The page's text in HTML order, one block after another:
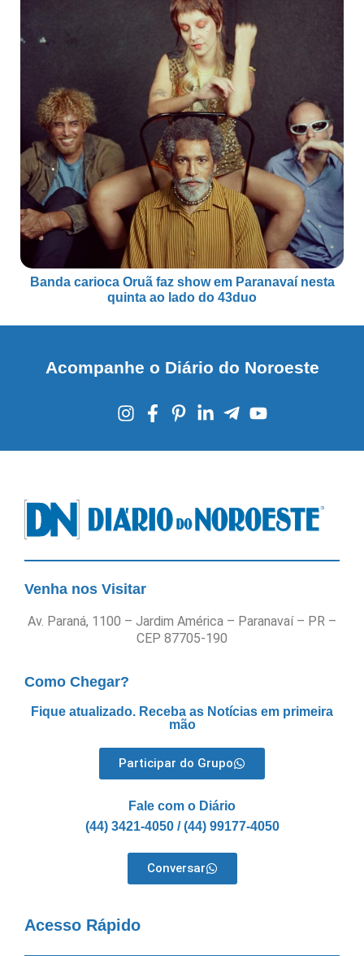
Banda carioca Oruã faz show em Paranavaí nesta
quinta ao lado do 43duo
Acompanhe o Diário do Noroeste
Venha nos Visitar
Av. Paraná, 1100 – Jardim América – Paranavaí – PR –
CEP 87705-190
Como Chegar?
Fique atualizado. Receba as Notícias em primeira
mão
Participar do Grupo
Fale com o Diário
(44) 3421-4050 / (44) 99177-4050
Conversar
Acesso Rápido